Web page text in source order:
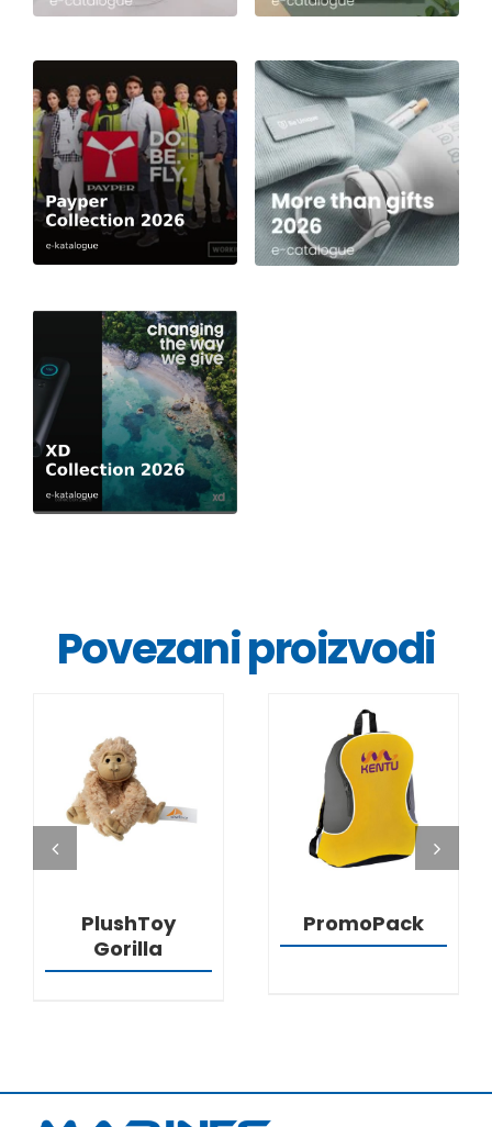
Povezani proizvodi
DETALJI
PlushToy
Gorilla
DETALJI
PromoPack